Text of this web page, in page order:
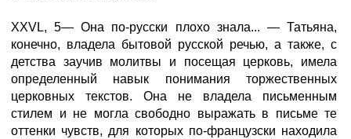
XXVL, 5— Она по-русски плохо знала... — Татьяна,
конечно, владела бытовой русской речью, а также, с
детства заучив молитвы и посещая церковь, имела
определенный навык понимания торжественных
церковных текстов. Она не владела письменным
стилем и не могла свободно выражать в письме те
оттенки чувств, для которых по-французски находила